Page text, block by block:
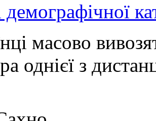
масово
однієї з